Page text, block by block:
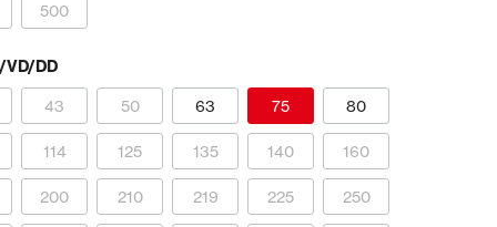
500
VD/DD
43 50 63 75 80
114 125 135 140 160
200 210 219 225 250